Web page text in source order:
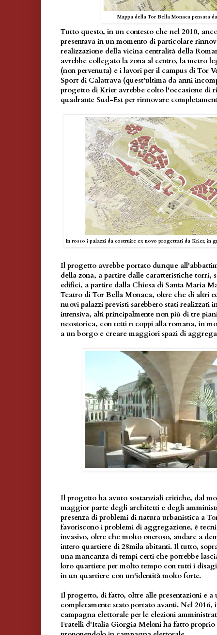
Mappa della Tor Bella Monaca pensata
Tutto questo, in un contesto che nel 2010,
presentava in un momento di particolare
realizzazione della vicina centralità della
avrebbe collegato la zona al centro, la metro
(non pervenuta) e i lavori per il campus di Tor
Sport di Calatrava (quest'ultima da anni
progetto di Krier avrebbe colto l'occasione di
quadrante Sud-Est per rinnovare
In rosso i palazzi da costruire ex novo progettati da Krier, in
Il progetto avrebbe portato dunque
della zona, a partire dalle caratteristiche torri,
edifici, a partire dalla Chiesa di Santa Maria
Teatro di Tor Bella Monaca, oltre che di altri
nuovi palazzi previsti sarebbero stati realizzati
intensiva, alti principalmente non più di tre
neostorica, con tetti n coppi alla romana, in
a un borgo e creare maggiori spazi di
Il progetto ha avuto sostanziali critiche, dal
maggior parte degli architetti e degli
presenza di problemi di natura urbanistica a
favoriscono i problemi di aggregazione, è
invasivo, oltre che molto oneroso, andare a
intero quartiere di 28mila abitanti. Il tutto,
una mancanza di tempi certi che potrebbe
loro quartiere per molto tempo con tutti i
in un quartiere con un'identità molto forte.
Il progetto, di fatto, oltre alle presentazioni e a
completamente stato portato avanti. Nel 2016,
campagna elettorale per le elezioni
Fratelli d'Italia Giorgia Meloni ha fatto